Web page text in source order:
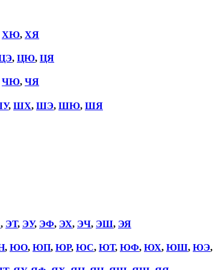
ХЮ, ХЯ
, ЦЮ, ЦЯ
ЧЮ, ЧЯ
, ШХ, ШЭ, ШЮ, ШЯ
, ЭТ, ЭУ, ЭФ, ЭХ, ЭЧ, ЭШ, ЭЯ
, ЮО, ЮП, ЮР, ЮС, ЮТ, ЮФ, ЮХ, ЮШ, ЮЭ,